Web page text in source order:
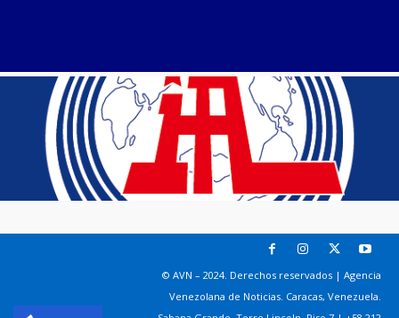
© AVN – 2024. Derechos reservados | Agencia
Venezolana de Noticias. Caracas, Venezuela.